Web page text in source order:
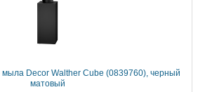
мыла Decor Walther Cube (0839760), черный
матовый